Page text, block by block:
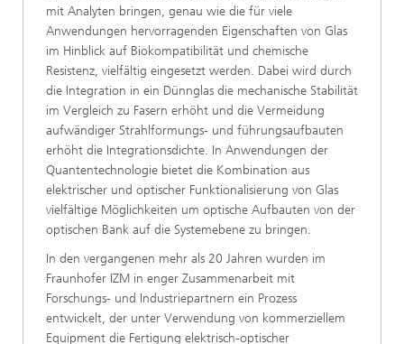
mit Analyten bringen, genau wie die für viele
Anwendungen hervorragenden Eigenschaften von Glas
im Hinblick auf Biokompatibilität und chemische
Resistenz, vielfältig eingesetzt werden. Dabei wird durch
die Integration in ein Dünnglas die mechanische Stabilität
im Vergleich zu Fasern erhöht und die Vermeidung
aufwändiger Strahlformungs- und führungsaufbauten
erhöht die Integrationsdichte. In Anwendungen der
Quantentechnologie bietet die Kombination aus
elektrischer und optischer Funktionalisierung von Glas
vielfältige Möglichkeiten um optische Aufbauten von der
optischen Bank auf die Systemebene zu bringen.
In den vergangenen mehr als 20 Jahren wurden im
Fraunhofer IZM in enger Zusammenarbeit mit
Forschungs- und Industriepartnern ein Prozess
entwickelt, der unter Verwendung von kommerziellem
Equipment die Fertigung elektrisch-optischer